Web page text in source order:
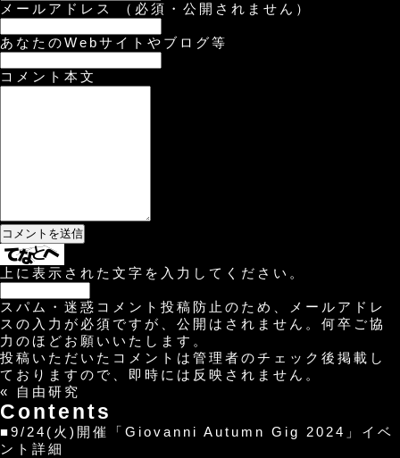
メールアドレス （必須・公開されません）
あなたのWebサイトやブログ等
コメント本文
上に表示された文字を入力してください。
スパム・迷惑コメント投稿防止のため、メールアドレ
スの入力が必須ですが、公開はされません。何卒ご協
力のほどお願いいたします。
投稿いただいたコメントは管理者のチェック後掲載し
ておりますので、即時には反映されません。
«
自由研究
Contents
■9/24(火)開催「Giovanni Autumn Gig 2024」イベ
ント詳細